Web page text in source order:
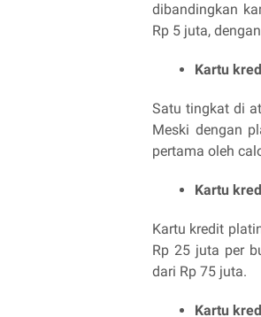
dibandingkan
Rp 5 juta,
Kartu
Satu tingkat di
Meski dengan
pertama oleh
Kartu
Kartu kredit
Rp 25 juta per
dari Rp 75 juta.
Kartu